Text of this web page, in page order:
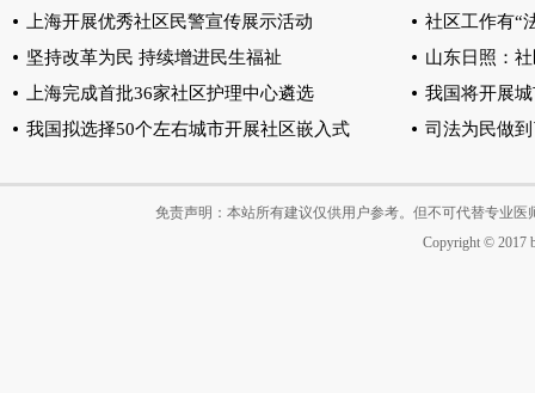
上海开展优秀社区民警宣传展示活动
社区工作有“
坚持改革为民 持续增进民生福祉
山东日照：
上海完成首批36家社区护理中心遴选
我国将开展
我国拟选择50个左右城市开展社区嵌入式
司法为民做
免责声明：本站所有建议仅供用户参考。但不可代替专业
Copyright © 2017